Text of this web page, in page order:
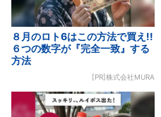
８月のロト6はこの方法で買え!!
６つの数字が『完全一致』する
方法
[PR]株式会社MURA